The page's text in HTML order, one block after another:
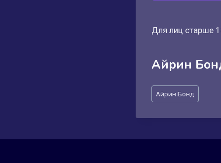
Для лиц старше
Айрин
Метки
записи:
Айрин Бонд